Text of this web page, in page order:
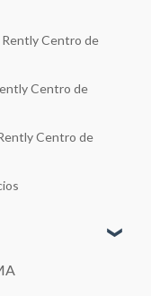
Centro de
Centro de
Centro de